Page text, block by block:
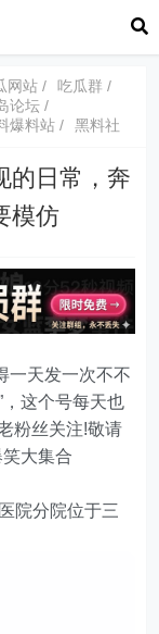
网站
吃瓜群
论坛
爆料站 黑料社
的日常，奔
模仿
一天发一次不不
，这个号每天也
粉丝关注!敬请
笑大集合
院分院位于三